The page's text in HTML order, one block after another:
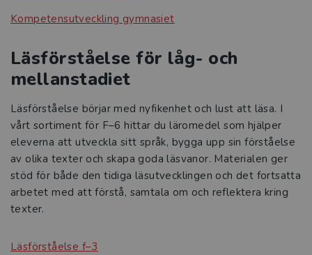
Kompetensutveckling gymnasiet
Läsförståelse för låg- och
mellanstadiet
Läsförståelse börjar med nyfikenhet och lust att läsa. I
vårt sortiment för F–6 hittar du läromedel som hjälper
eleverna att utveckla sitt språk, bygga upp sin förståelse
av olika texter och skapa goda läsvanor. Materialen ger
stöd för både den tidiga läsutvecklingen och det fortsatta
arbetet med att förstå, samtala om och reflektera kring
texter.
Läsförståelse f–3